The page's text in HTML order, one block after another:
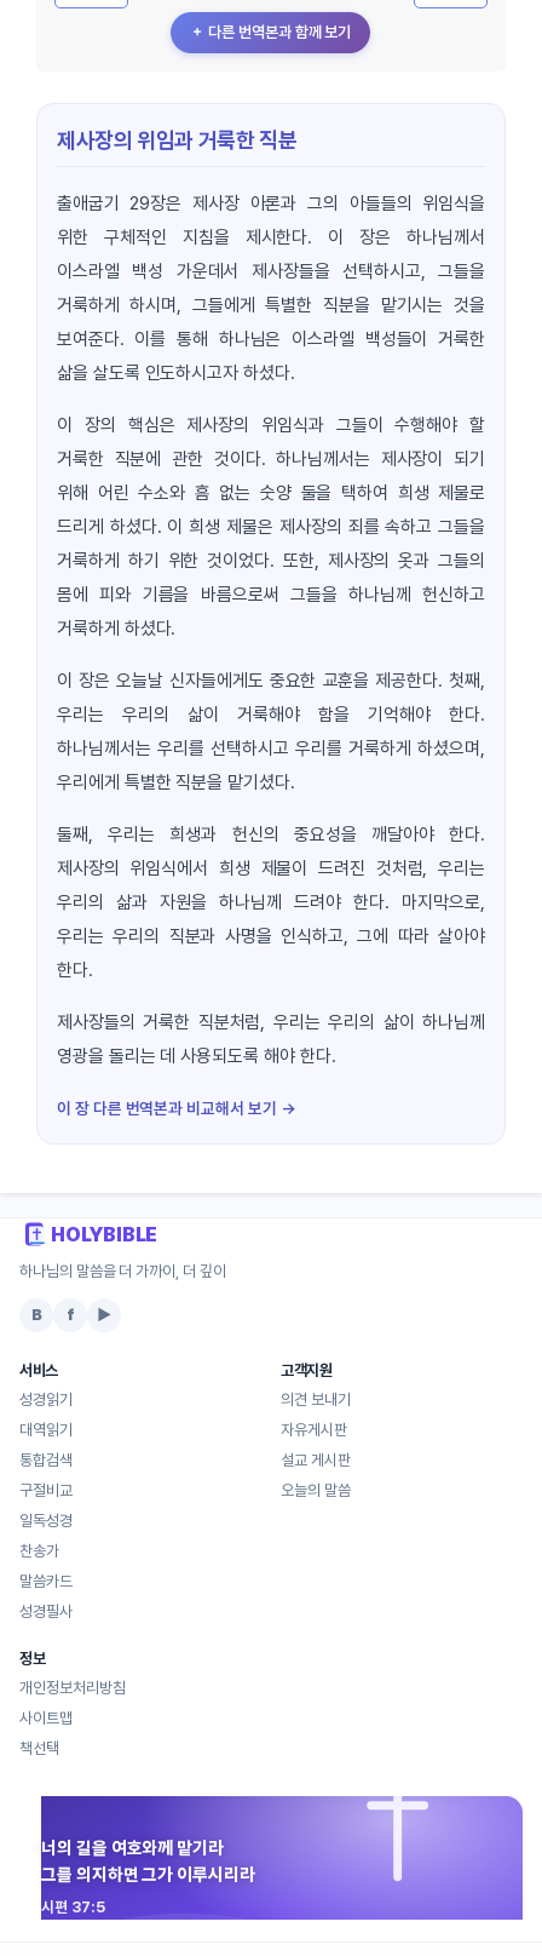
＋ 다른 번역본과 함께 보기
제사장의 위임과 거룩한 직분
출애굽기 29장은 제사장 아론과 그의 아들들의 위임식을
위한 구체적인 지침을 제시한다. 이 장은 하나님께서
이스라엘 백성 가운데서 제사장들을 선택하시고, 그들을
거룩하게 하시며, 그들에게 특별한 직분을 맡기시는 것을
보여준다. 이를 통해 하나님은 이스라엘 백성들이 거룩한
삶을 살도록 인도하시고자 하셨다.
이 장의 핵심은 제사장의 위임식과 그들이 수행해야 할
거룩한 직분에 관한 것이다. 하나님께서는 제사장이 되기
위해 어린 수소와 흠 없는 숫양 둘을 택하여 희생 제물로
드리게 하셨다. 이 희생 제물은 제사장의 죄를 속하고 그들을
거룩하게 하기 위한 것이었다. 또한, 제사장의 옷과 그들의
몸에 피와 기름을 바름으로써 그들을 하나님께 헌신하고
거룩하게 하셨다.
이 장은 오늘날 신자들에게도 중요한 교훈을 제공한다. 첫째,
우리는 우리의 삶이 거룩해야 함을 기억해야 한다.
하나님께서는 우리를 선택하시고 우리를 거룩하게 하셨으며,
우리에게 특별한 직분을 맡기셨다.
둘째, 우리는 희생과 헌신의 중요성을 깨달아야 한다.
제사장의 위임식에서 희생 제물이 드려진 것처럼, 우리는
우리의 삶과 자원을 하나님께 드려야 한다. 마지막으로,
우리는 우리의 직분과 사명을 인식하고, 그에 따라 살아야
한다.
제사장들의 거룩한 직분처럼, 우리는 우리의 삶이 하나님께
영광을 돌리는 데 사용되도록 해야 한다.
이 장 다른 번역본과 비교해서 보기 →
HOLYBIBLE
하나님의 말씀을 더 가까이, 더 깊이
B f ▶
서비스
성경읽기
대역읽기
통합검색
구절비교
일독성경
찬송가
말씀카드
성경필사
고객지원
의견 보내기
자유게시판
설교 게시판
오늘의 말씀
정보
개인정보처리방침
사이트맵
책선택
너의 길을 여호와께 맡기라
그를 의지하면 그가 이루시리라
시편 37:5